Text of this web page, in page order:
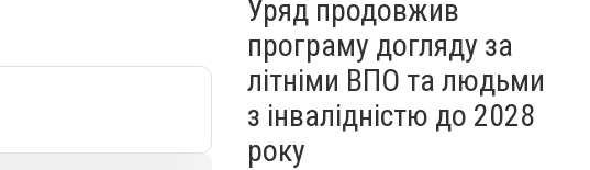
новому українському
фільмі, - ФОТО
Уряд продовжив
програму догляду за
літніми ВПО та людьми
з інвалідністю до 2028
року